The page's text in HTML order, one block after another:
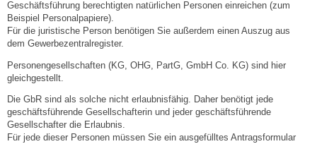
Geschäftsführung berechtigten natürlichen Personen einreichen (zum
Beispiel Personalpapiere).
Für die juristische Person benötigen Sie außerdem einen Auszug aus
dem Gewerbezentralregister.
Personengesellschaften (KG, OHG, PartG, GmbH Co. KG) sind hier
gleichgestellt.
Die GbR sind als solche nicht erlaubnisfähig. Daher benötigt jede
geschäftsführende Gesellschafterin und jeder geschäftsführende
Gesellschafter die Erlaubnis.
Für jede dieser Personen müssen Sie ein ausgefülltes Antragsformular